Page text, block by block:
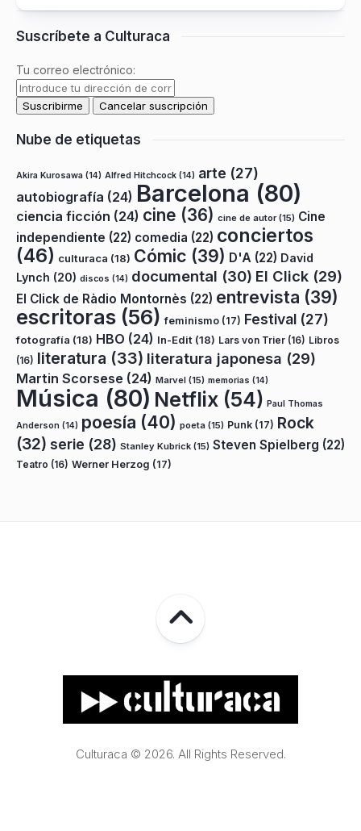
Suscríbete a Culturaca
Tu correo electrónico:
Nube de etiquetas
Akira Kurosawa (14) Alfred Hitchcock (14) arte (27)
autobiografía (24) Barcelona (80)
ciencia ficción (24) cine (36) cine de autor(15) Cine
independiente (22) comedia (22) conciertos
(46) culturaca (18) Cómic (39) D'A (22) David
Lynch (20) discos (14) documental (30) El Click (29)
El Click de Ràdio Montornès (22) entrevista (39)
escritoras (56) feminismo (17) Festival (27)
fotografía (18) HBO (24) In-Edit (18) Lars von Trier (16) Libros
(16) literatura (33) literatura japonesa (29)
Martin Scorsese (24) Marvel (15) memorias (14)
Música (80) Netflix (54) Paul Thomas
Anderson (14) poesía (40) poeta (15) Punk (17) Rock
(32) serie (28) Stanley Kubrick (15) Steven Spielberg (22)
Teatro (16) Werner Herzog (17)
Culturaca © 2026. All Rights Reserved.